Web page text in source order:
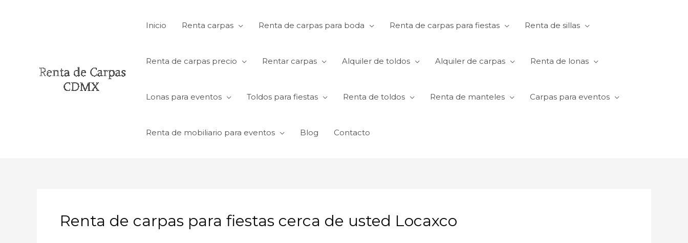
Inicio Renta carpas Renta de carpas para boda Renta de carpas para fiestas Renta de sillas
Renta de carpas precio Rentar carpas Alquiler de toldos Alquiler de carpas Renta de lonas
Lonas para eventos Toldos para fiestas Renta de toldos Renta de manteles Carpas para eventos
Renta de mobiliario para eventos Blog Contacto
Renta de carpas para fiestas cerca de usted Locaxco